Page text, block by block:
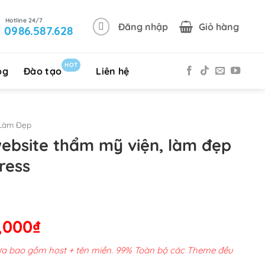
0986.587.628 Đăng nhập Giỏ hàng
Đào tạo
HOT
Liên hệ
Đẹp
thẩm mỹ viện, làm đẹp
₫Giá
hiện
tại
bao gồm host + tên miền. 99% Toàn bộ các Theme đều